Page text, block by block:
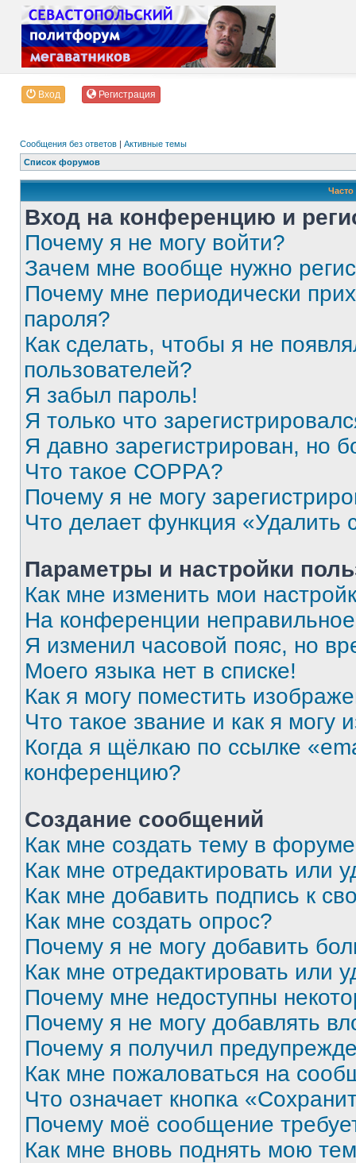
Вход Регистрация
Сообщения без ответов | Активные темы
Список форумов
Вход на конференцию и
Почему я не могу войти?
Зачем мне вообще нужно
Почему мне периодически
пароля?
Как сделать, чтобы я не
пользователей?
Я забыл пароль!
Я только что
Я давно зарегистрирован, но
Что такое COPPA?
Почему я не могу
Что делает функция «Удалить
Параметры и настройки
Как мне изменить мои
На конференции
Я изменил часовой пояс, но
Моего языка нет в списке!
Как я могу поместить
Что такое звание и как я могу
Когда я щёлкаю по ссылке
конференцию?
Создание сообщений
Как мне создать тему в
Как мне отредактировать или
Как мне добавить подпись к
Как мне создать опрос?
Почему я не могу добавить
Как мне отредактировать или
Почему мне недоступны
Почему я не могу добавлять
Почему я получил
Как мне пожаловаться на
Что означает кнопка
Почему моё сообщение
Как мне вновь поднять мою